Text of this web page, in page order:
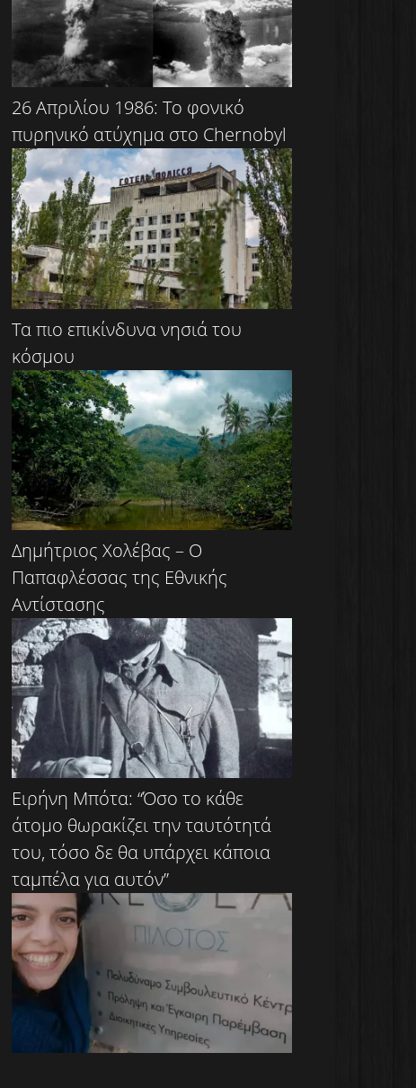
26 Απριλίου 1986: Το φονικό
πυρηνικό ατύχημα στο Chernobyl
Τα πιο επικίνδυνα νησιά του
κόσμου
Δημήτριος Χολέβας – Ο
Παπαφλέσσας της Εθνικής
Αντίστασης
Ειρήνη Μπότα: “Όσο το κάθε
άτομο θωρακίζει την ταυτότητά
του, τόσο δε θα υπάρχει κάποια
ταμπέλα για αυτόν”